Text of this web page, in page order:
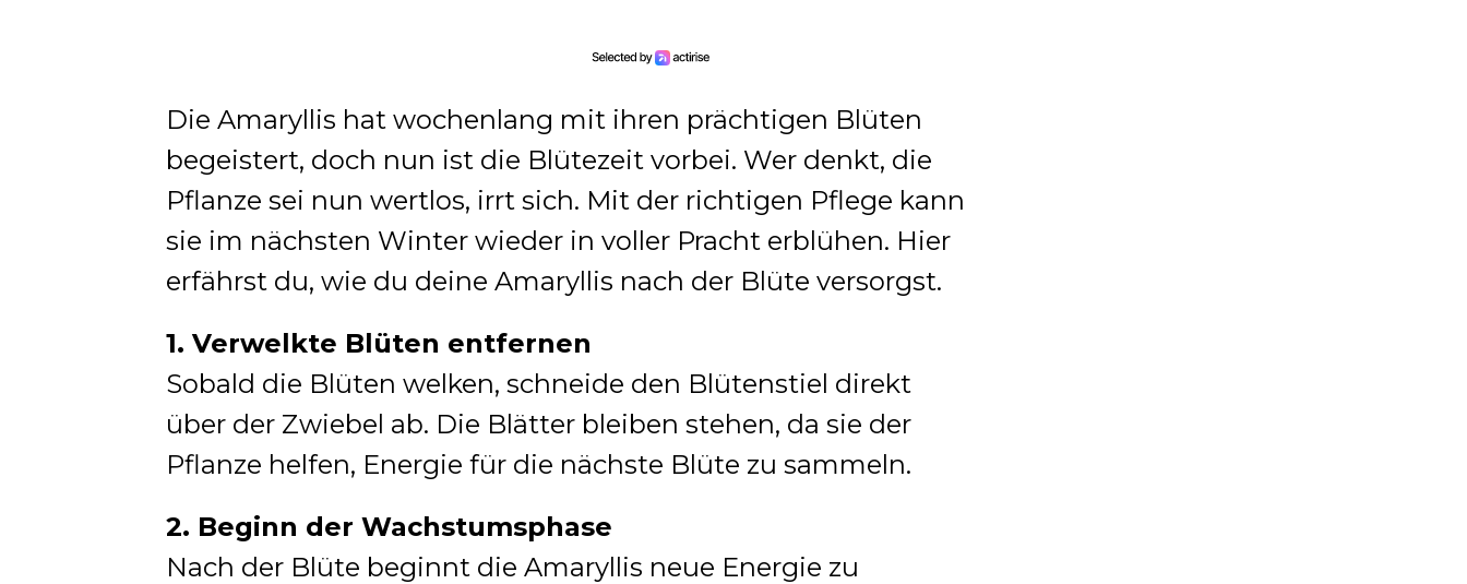
Die Amaryllis hat wochenlang mit ihren prächtigen Blüten
begeistert, doch nun ist die Blütezeit vorbei. Wer denkt, die
Pflanze sei nun wertlos, irrt sich. Mit der richtigen Pflege kann
sie im nächsten Winter wieder in voller Pracht erblühen. Hier
erfährst du, wie du deine Amaryllis nach der Blüte versorgst.
1. Verwelkte Blüten entfernen
Sobald die Blüten welken, schneide den Blütenstiel direkt
über der Zwiebel ab. Die Blätter bleiben stehen, da sie der
Pflanze helfen, Energie für die nächste Blüte zu sammeln.
2. Beginn der Wachstumsphase
Nach der Blüte beginnt die Amaryllis neue Energie zu